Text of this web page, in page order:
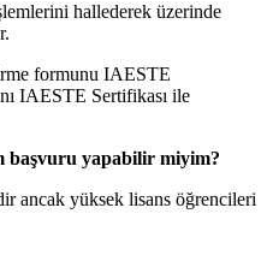
hallederek üzerinde
formunu IAESTE
IAESTE Sertifikası ile
başvuru yapabilir miyim?
ancak yüksek lisans öğrencileri